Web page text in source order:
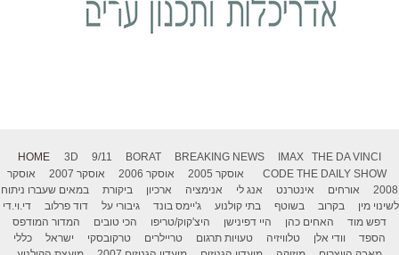
HOME 3D 9/11 BORAT BREAKING NEWS IMAX
THE DA VINCI
CODE THE DAILY SHOW אוסקר 2005 אוסקר 2006 אוסקר 2007
אוסקר
2008
אורחים אינטרנט אנג לי אנימציה ארכיון ביקורת
במאים שעברו ניתוח
לשינוי מין
בקרוב בשוטף בתי קולנוע ג'יימס בונד גיבורי על דוד פרלוב
די.וי.די
דפש מוד
האחים כהן היי דפינישן היצ'קוק/טריפו הכי טובים
המדור המודפס
הספד
וודי אלן טלוויזיה טעויות תרגום טריילרים טרקובסקי ישראל
כללי